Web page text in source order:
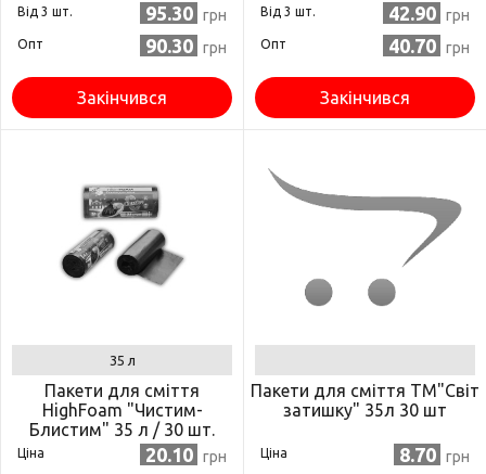
Від 3 шт. 95.30 грн
Опт 90.30 грн
Закінчився
Від 3 шт. 42.90 грн
Опт 40.70 грн
Закінчився
35 л
Пакети для сміття
HighFoam "Чистим-
Блистим" 35 л / 30 шт.
(4820160790179)
Ціна 20.10 грн
Пакети для сміття ТМ"Світ
затишку" 35л 30 шт
Ціна 8.70 грн